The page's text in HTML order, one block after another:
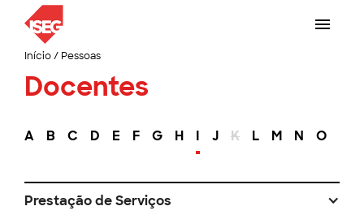
Início/ Pessoas
Docentes
A B C D E F G H I J K L M N O
Prestação de Serviços